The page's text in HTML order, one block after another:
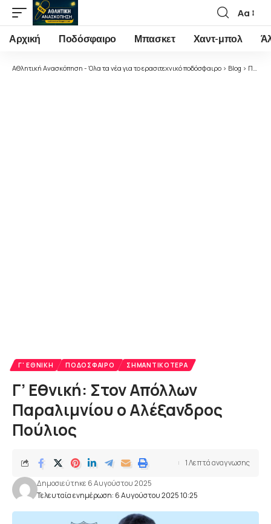
Font
Resizer
Αα
Αρχική Ποδόσφαιρο Μπασκετ Χαντ-μπολ
Αθλητική Ανασκόπηση - Όλα τα νέα για το ερασιτεχνικό ποδόσφαιρο > Blog > Ποδόσφαιρο
Γ' ΕΘΝΙΚΉ ΠΟΔΌΣΦΑΙΡΟ ΣΗΜΑΝΤΙΚΌΤΕΡΑ
Γ’ Εθνική: Στον Απόλλων
Παραλιμνίου ο Αλέξανδρος
Πούλιος
Τελευταία ενημέρωση: 6 Αυγούστου 2025 10:25
Δημοσιεύτηκε 6 Αυγούστου 2025
1 Λεπτά αναγνωσης